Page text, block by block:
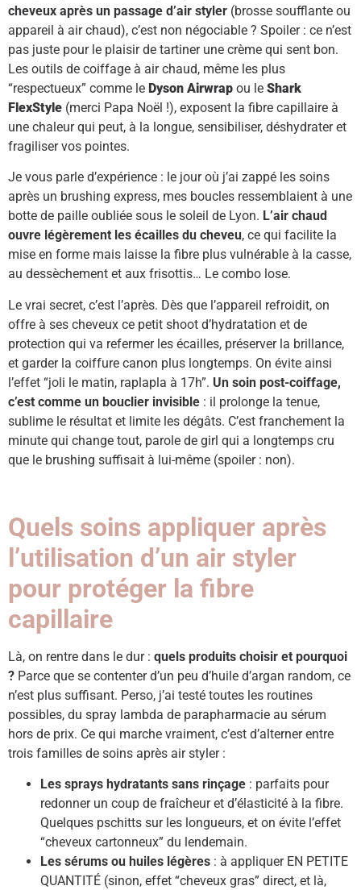
cheveux après un passage d’air styler (brosse soufflante ou
appareil à air chaud), c’est non négociable ? Spoiler : ce n’est
pas juste pour le plaisir de tartiner une crème qui sent bon.
Les outils de coiffage à air chaud, même les plus
“respectueux” comme le Dyson Airwrap ou le Shark
FlexStyle (merci Papa Noël !), exposent la fibre capillaire à
une chaleur qui peut, à la longue, sensibiliser, déshydrater et
fragiliser vos pointes.
Je vous parle d’expérience : le jour où j’ai zappé les soins
après un brushing express, mes boucles ressemblaient à une
botte de paille oubliée sous le soleil de Lyon. L’air chaud
ouvre légèrement les écailles du cheveu, ce qui facilite la
mise en forme mais laisse la fibre plus vulnérable à la casse,
au dessèchement et aux frisottis… Le combo lose.
Le vrai secret, c’est l’après. Dès que l’appareil refroidit, on
offre à ses cheveux ce petit shoot d’hydratation et de
protection qui va refermer les écailles, préserver la brillance,
et garder la coiffure canon plus longtemps. On évite ainsi
l’effet “joli le matin, raplapla à 17h”. Un soin post-coiffage,
c’est comme un bouclier invisible : il prolonge la tenue,
sublime le résultat et limite les dégâts. C’est franchement la
minute qui change tout, parole de girl qui a longtemps cru
que le brushing suffisait à lui-même (spoiler : non).
Quels soins appliquer après
l’utilisation d’un air styler
pour protéger la fibre
capillaire
Là, on rentre dans le dur : quels produits choisir et pourquoi
? Parce que se contenter d’un peu d’huile d’argan random, ce
n’est plus suffisant. Perso, j’ai testé toutes les routines
possibles, du spray lambda de parapharmacie au sérum
hors de prix. Ce qui marche vraiment, c’est d’alterner entre
trois familles de soins après air styler :
Les sprays hydratants sans rinçage : parfaits pour
redonner un coup de fraîcheur et d’élasticité à la fibre.
Quelques pschitts sur les longueurs, et on évite l’effet
“cheveux cartonneux” du lendemain.
Les sérums ou huiles légères : à appliquer EN PETITE
QUANTITÉ (sinon, effet “cheveux gras” direct, et là,